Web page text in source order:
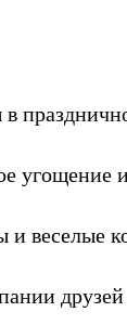
угощение
веселые